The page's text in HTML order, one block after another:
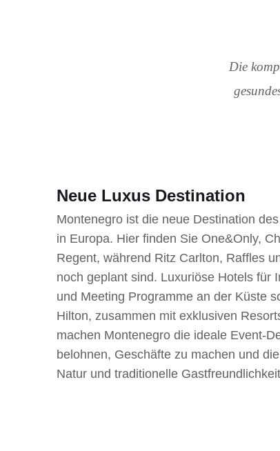
Die
Neue Luxus Destination
Montenegro ist die neue Destination
in Europa. Hier finden Sie One&Only,
Regent, während Ritz Carlton, Raffles
noch geplant sind. Luxuriöse Hotels für
und Meeting Programme an der Küste
Hilton, zusammen mit exklusiven
machen Montenegro die ideale Event-
belohnen, Geschäfte zu machen und
Natur und traditionelle